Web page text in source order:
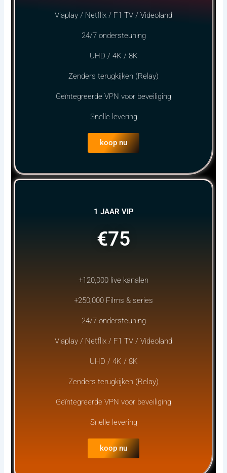
Viaplay / Netflix / F1 TV / Videoland
24/7 ondersteuning
UHD / 4K / 8K
Zenders terugkijken (Relay)
Geïntegreerde VPN voor beveiliging
Snelle levering
koop nu
1 JAAR VIP
€75
+120,000 live kanalen
+250,000 Films & series
24/7 ondersteuning
Viaplay / Netflix / F1 TV / Videoland
UHD / 4K / 8K
Zenders terugkijken (Relay)
Geïntegreerde VPN voor beveiliging
Snelle levering
koop nu